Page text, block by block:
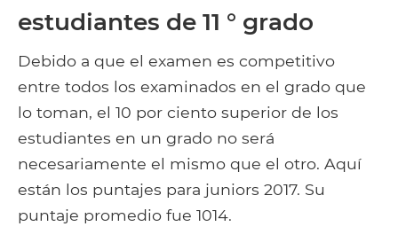
estudiantes de 11 ° grado
Debido a que el examen es competitivo
entre todos los examinados en el grado que
lo toman, el 10 por ciento superior de los
estudiantes en un grado no será
necesariamente el mismo que el otro. Aquí
están los puntajes para juniors 2017. Su
puntaje promedio fue 1014.